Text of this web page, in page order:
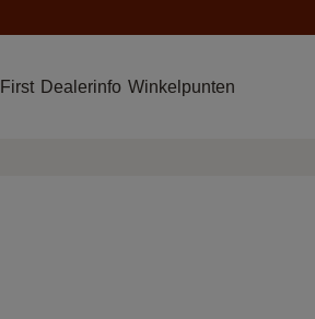
Dealerinfo Winkelpunten